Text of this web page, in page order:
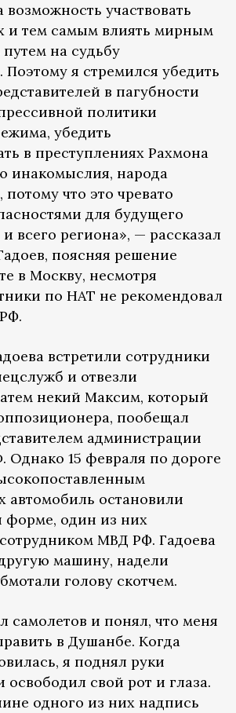
возможность участвовать
и тем самым влиять мирным
на судьбу
я стремился убедить
в пагубности
политики
убедить
в преступлениях Рахмона
инакомыслия, народа
что это чревато
для будущего
всего региона», — рассказал
поясняя решение
в Москву, несмотря
по НАТ не рекомендовал
встретили сотрудники
и отвезли
некий Максим, который
пообещал
администрации
Однако 15 февраля по дороге
автомобиль остановили
форме, один из них
МВД РФ. Гадоева
машину, надели
голову скотчем.
самолетов и понял, что меня
в Душанбе. Когда
я поднял руки
освободил свой рот и глаза.
одного из них надпись